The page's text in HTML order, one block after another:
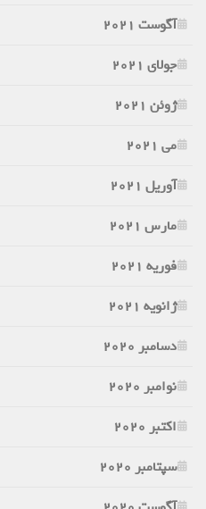
آگوست 2021
جولای 2021
ژوئن 2021
می 2021
آوریل 2021
مارس 2021
فوریه 2021
ژانویه 2021
دسامبر 2020
نوامبر 2020
اکتبر 2020
سپتامبر 2020